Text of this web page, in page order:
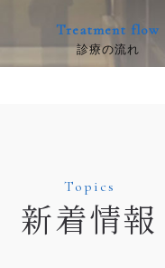
Treatment flow
診療の流れ
Topics
新着情報